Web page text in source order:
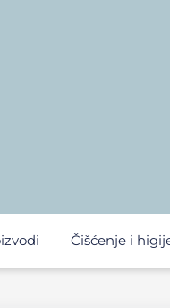
Čišćenje i